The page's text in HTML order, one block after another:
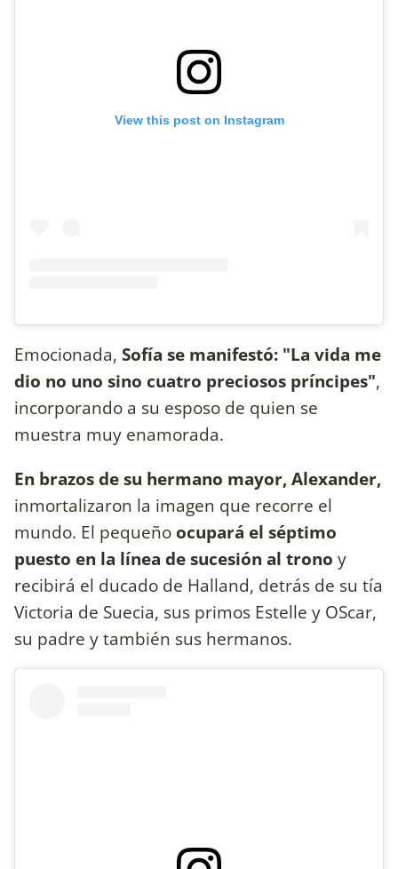
View this post on Instagram
Emocionada, Sofía se manifestó: "La vida me
dio no uno sino cuatro preciosos príncipes",
incorporando a su esposo de quien se
muestra muy enamorada.
En brazos de su hermano mayor, Alexander,
inmortalizaron la imagen que recorre el
mundo. El pequeño ocupará el séptimo
puesto en la línea de sucesión al trono y
recibirá el ducado de Halland, detrás de su tía
Victoria de Suecia, sus primos Estelle y OScar,
su padre y también sus hermanos.